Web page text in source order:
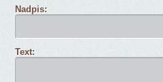
Nadpis:
Text: